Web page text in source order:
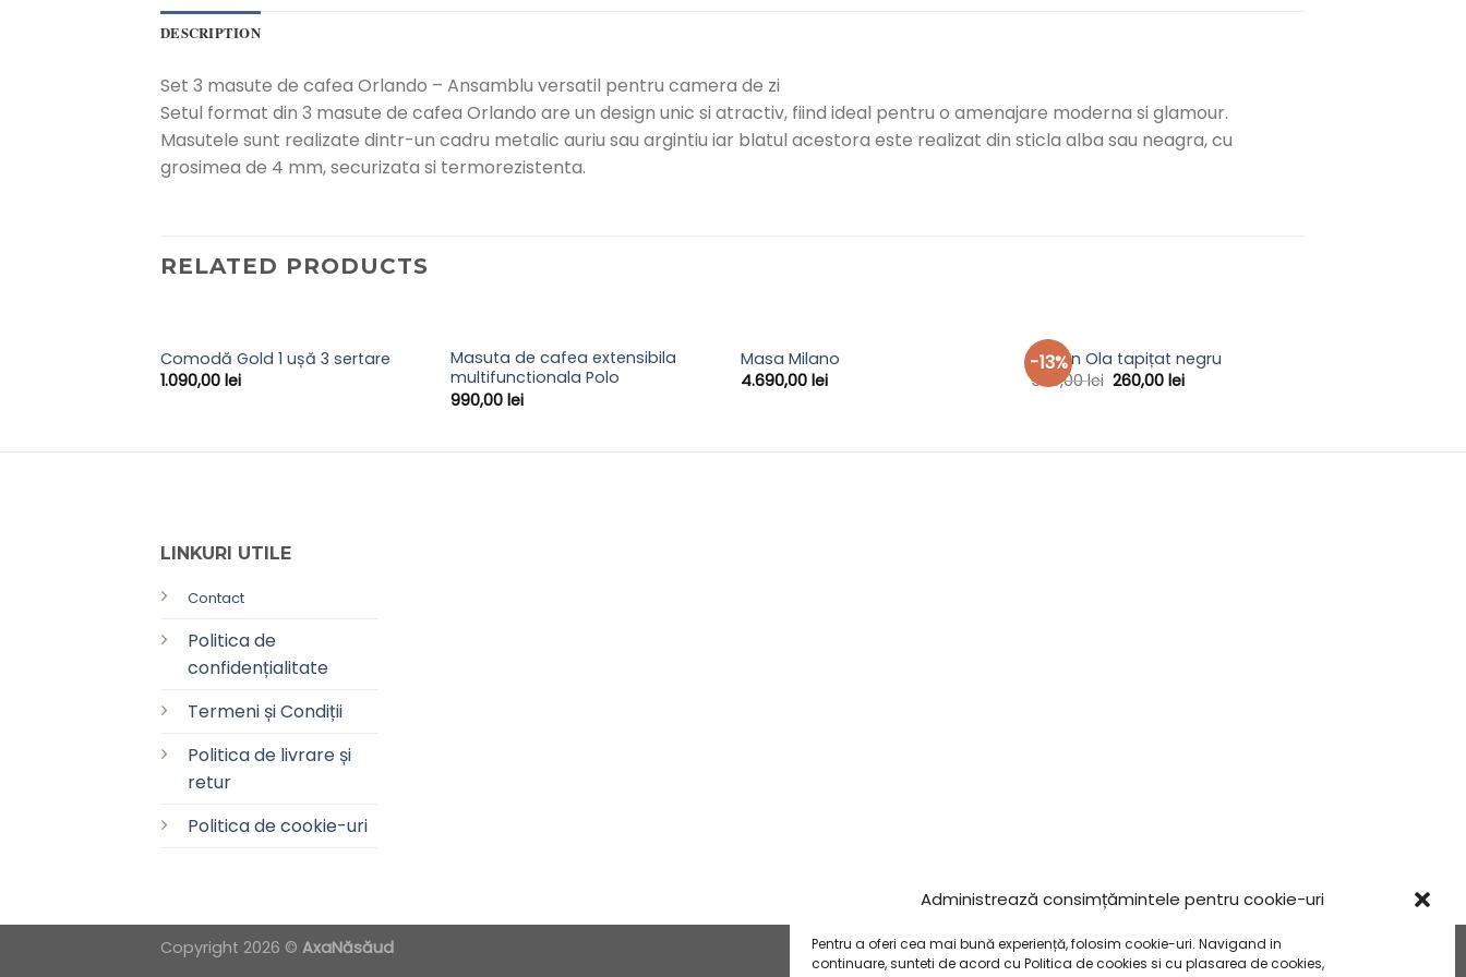
Administrează consimțămintele pentru cookie-uri
Pentru a oferi cea mai bună experiență, folosim cookie-uri. Navigand in
continuare, sunteti de acord cu Politica de cookies si cu plasarea de cookies,
DESCRIPTION
Set 3 masute de cafea Orlando – Ansamblu versatil pentru camera de zi
Setul format din 3 masute de cafea Orlando are un design unic si atractiv, fiind ideal pentru o amenajare moderna si glamour.
Masutele sunt realizate dintr-un cadru metalic auriu sau argintiu iar blatul acestora este realizat din sticla alba sau neagra, cu
grosimea de 4 mm, securizata si termorezistenta.
RELATED PRODUCTS
Comodă Gold 1 ușă 3 sertare
1.090,00 lei
Masuta de cafea extensibila
multifunctionala Polo
990,00lei
Masa Milano
4.690,00lei
-13%
Scaun Ola tapițat negru
300,00lei Original
price
260,00 leiCurrent
LINKURI UTILE
Contact
Politica de
confidențialitate
Termeni și Condiții
Politica de livrare și
retur
Politica de cookie-uri
Copyright 2026 © AxaNăsăud